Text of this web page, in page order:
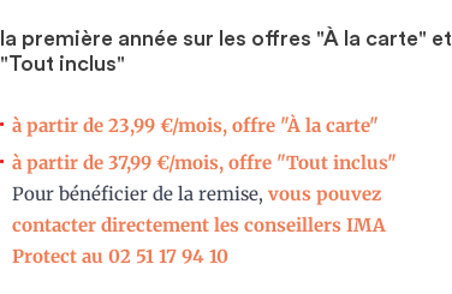
la première année sur les offres "À la carte" et
"Tout inclus"
à partir de 23,99 €/mois, offre "À la carte"
à partir de 37,99 €/mois, offre "Tout inclus"
Pour bénéficier de la remise,vous pouvez
contacter directement les conseillers IMA
Protect au 02 51 17 94 10